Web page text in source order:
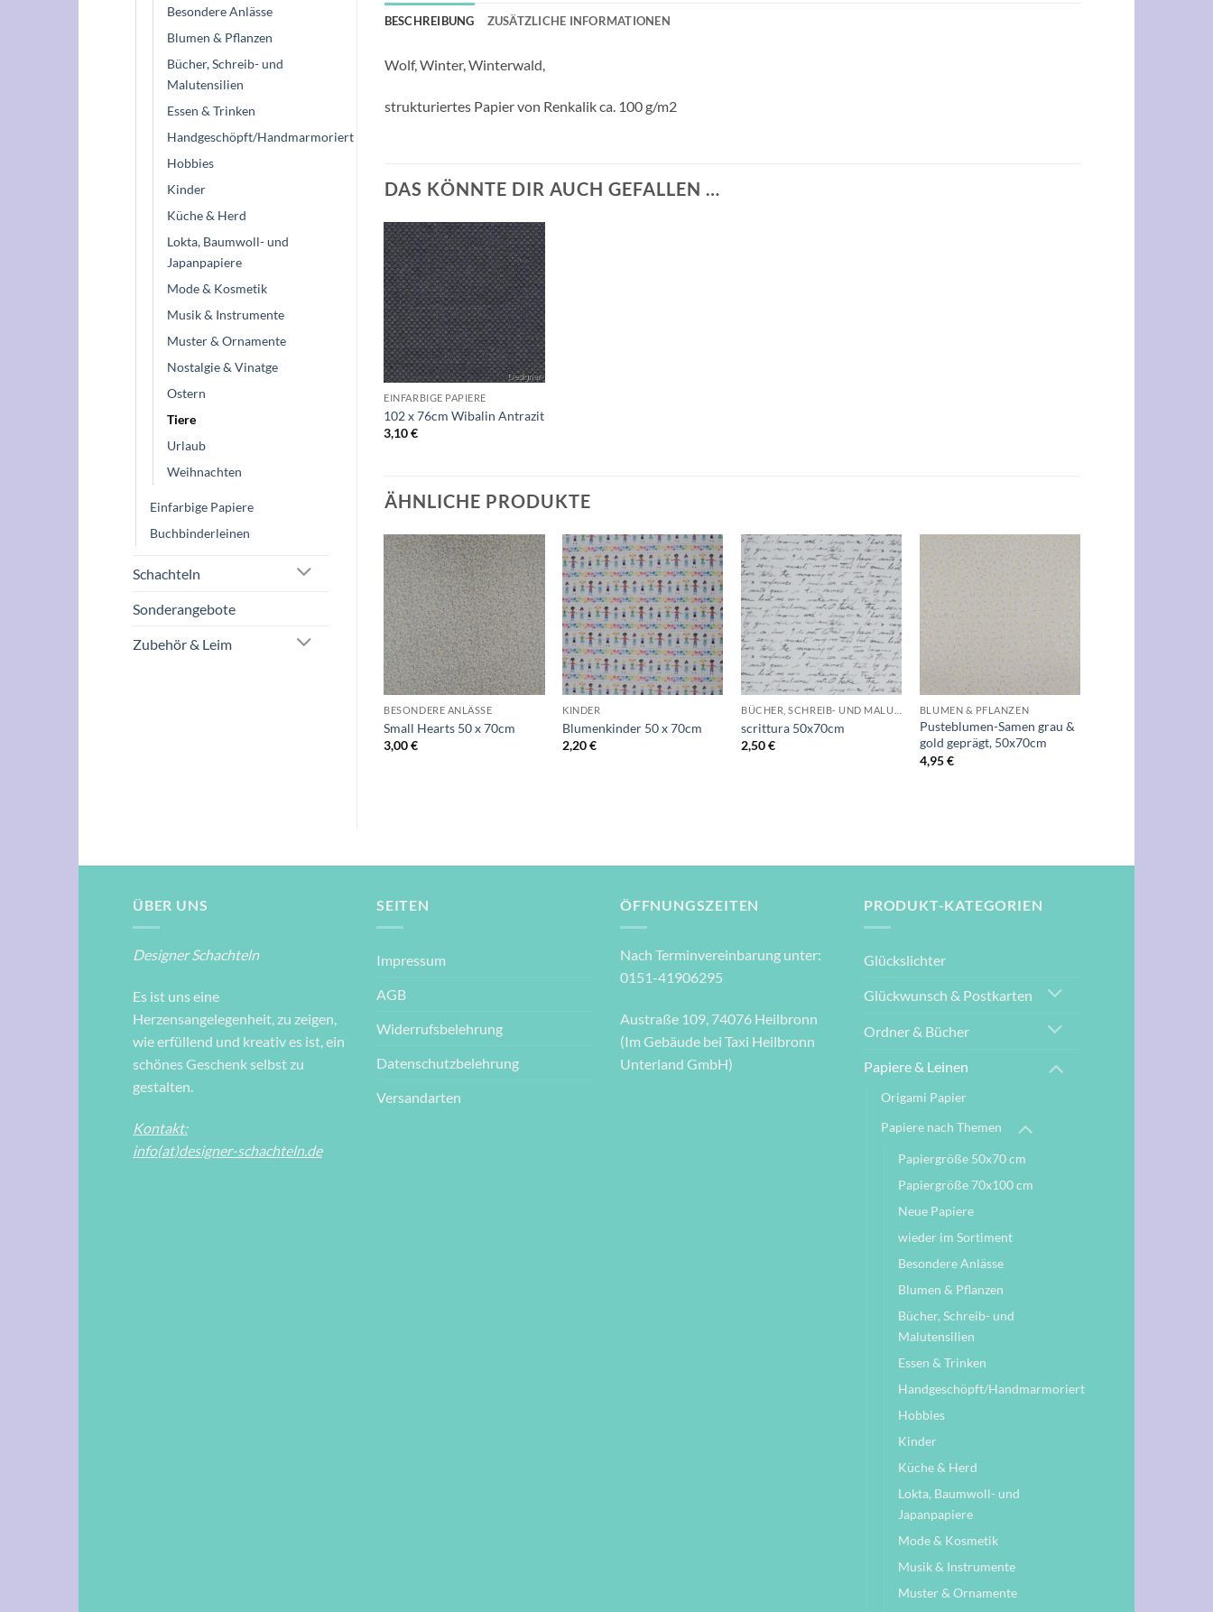
Besondere Anlässe
Blumen & Pflanzen
Bücher, Schreib- und
Malutensilien
Essen & Trinken
Handgeschöpft/Handmarmoriert
Hobbies
Kinder
Küche & Herd
Lokta, Baumwoll- und
Japanpapiere
Mode & Kosmetik
Musik & Instrumente
Muster & Ornamente
Nostalgie & Vinatge
Ostern
Tiere
Urlaub
Weihnachten
Einfarbige Papiere
Buchbinderleinen
Schachteln
Sonderangebote
Zubehör & Leim
BESCHREIBUNG ZUSÄTZLICHE INFORMATIONEN
Wolf, Winter, Winterwald,
strukturiertes Papier von Renkalik ca. 100 g/m2
DAS KÖNNTE DIR AUCH GEFALLEN …
Auf die
Wunschliste
+
EINFARBIGE PAPIERE
102 x 76cm Wibalin Antrazit
3,10€
ÄHNLICHE PRODUKTE
Auf die
Wunschliste
+
BESONDERE ANLÄSSE
Small Hearts 50 x 70cm
3,00€
Auf die
Wunschliste
+
KINDER
Blumenkinder 50 x 70cm
2,20€
Auf die
Wunschliste
+
scrittura 50x70cm
2,50€
Auf die
Wunschliste
BLUMEN & PFLANZEN
Pusteblumen-Samen grau &
gold geprägt, 50x70cm
4,95€
ÜBER UNS
Designer Schachteln
Es ist uns eine
Herzensangelegenheit, zu zeigen,
wie erfüllend und kreativ es ist, ein
schönes Geschenk selbst zu
gestalten.
Kontakt:
info(at)designer-schachteln.de
SEITEN
Impressum
AGB
Widerrufsbelehrung
Datenschutzbelehrung
Versandarten
ÖFFNUNGSZEITEN
Nach Terminvereinbarung unter:
0151-41906295
Austraße 109, 74076 Heilbronn
(Im Gebäude bei Taxi Heilbronn
Unterland GmbH)
PRODUKT-KATEGORIEN
Glückslichter
Glückwunsch & Postkarten
Ordner & Bücher
Papiere & Leinen
Origami Papier
Papiere nach Themen
Papiergröße 50x70 cm
Papiergröße 70x100 cm
Neue Papiere
wieder im Sortiment
Besondere Anlässe
Blumen & Pflanzen
Bücher, Schreib- und
Malutensilien
Essen & Trinken
Handgeschöpft/Handmarmoriert
Hobbies
Kinder
Küche & Herd
Lokta, Baumwoll- und
Japanpapiere
Mode & Kosmetik
Musik & Instrumente
Muster & Ornamente